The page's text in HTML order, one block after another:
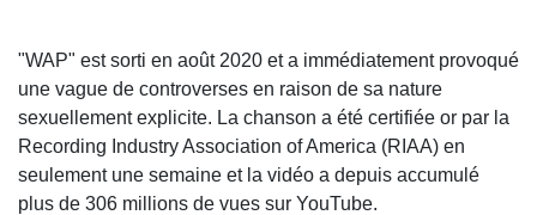
"WAP" est sorti en août 2020 et a immédiatement provoqué
une vague de controverses en raison de sa nature
sexuellement explicite. La chanson a été certifiée or par la
Recording Industry Association of America (RIAA) en
seulement une semaine et la vidéo a depuis accumulé
plus de 306 millions de vues sur YouTube.